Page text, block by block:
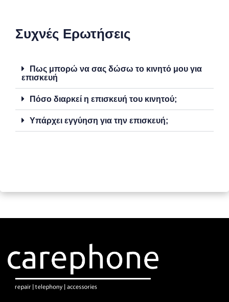
Συχνές Ερωτήσεις
Πως μπορώ να σας δώσω το κινητό μου για
επισκευή
Πόσο διαρκεί η επισκευή του κινητού;
Υπάρχει εγγύηση για την επισκευή;